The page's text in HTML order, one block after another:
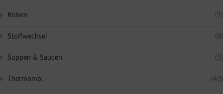
Reisen (1)
Stoffwechsel (8)
Suppen & Saucen (5)
Thermomix (43)